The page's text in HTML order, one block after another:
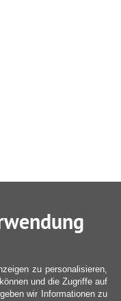
zu personalisieren,
und die Zugriffe auf
wir Informationen zu